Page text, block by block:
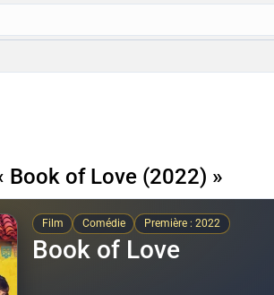
Book of Love (2022) »
Film Comédie Première : 2022
Book of Love